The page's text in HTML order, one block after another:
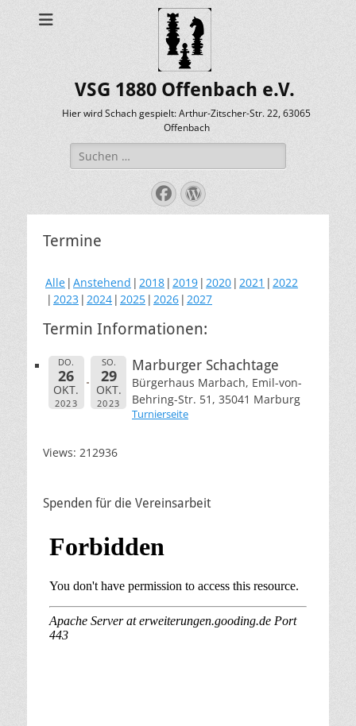
VSG 1880 Offenbach e.V.
Hier wird Schach gespielt: Arthur-Zitscher-Str. 22, 63065
Offenbach
Suche
nach:
Facebook
WordPress
Termine
Alle Anstehend 2018 2019 2020 2021
2022
2023 2024 2025 2026 2027
Termin Informationen:
DO.
26
OKT.
2023
SO.
29
OKT.
2023
Marburger Schachtage
Bürgerhaus Marbach, Emil-von-
Behring-Str. 51, 35041 Marburg
Turnierseite
Views: 212936
Spenden für die Vereinsarbeit